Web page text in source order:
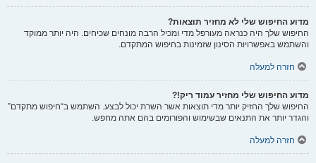
מדוע החיפוש שלי לא מחזיר תוצאות?
החיפוש שלך היה כנראה מעורפל מדי ומכיל הרבה מונחים שכיחים. היה יותר ממוקד
והשתמש באפשרויות הסינון שזמינות בחיפוש המתקדם.
חזרה למעלה
מדוע החיפוש שלי מחזיר עמוד ריק!?
החיפוש שלך החזיק יותר מדי תוצאות אשר השרת יכול לבצע. השתמש ב“חיפוש מתקדם”
והגדר יותר את התנאים שבשימוש והפורומים בהם אתה מחפש.
חזרה למעלה